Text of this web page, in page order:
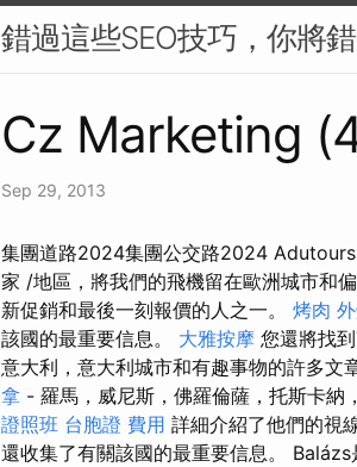
錯過這些SEO技巧，你將
Cz Marketing
Sep 29, 2013
集團道路2024集團公交路2024
家 /地區，將我們的飛機留在歐洲城市和
新促銷和最後一刻報價的人之一。 烤肉
該國的最重要信息。 大雅按摩 您還將找
意大利，意大利城市和有趣事物的許多文
拿 - 羅馬，威尼斯，佛羅倫薩，托斯卡納
證照班 台胞證 費用 詳細介紹了他們的視
還收集了有關該國的最重要信息。